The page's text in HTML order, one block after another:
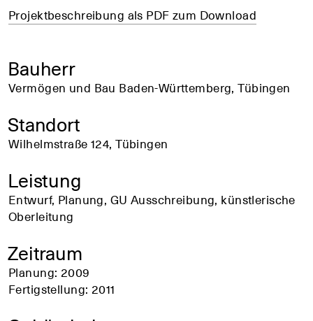
Projektbeschreibung als PDF zum Download
Bauherr
Vermögen und Bau Baden-Württemberg, Tübingen
Standort
Wilhelmstraße 124, Tübingen
Leistung
Entwurf, Planung, GU Ausschreibung, künstlerische
Oberleitung
Zeitraum
Planung: 2009
Fertigstellung: 2011